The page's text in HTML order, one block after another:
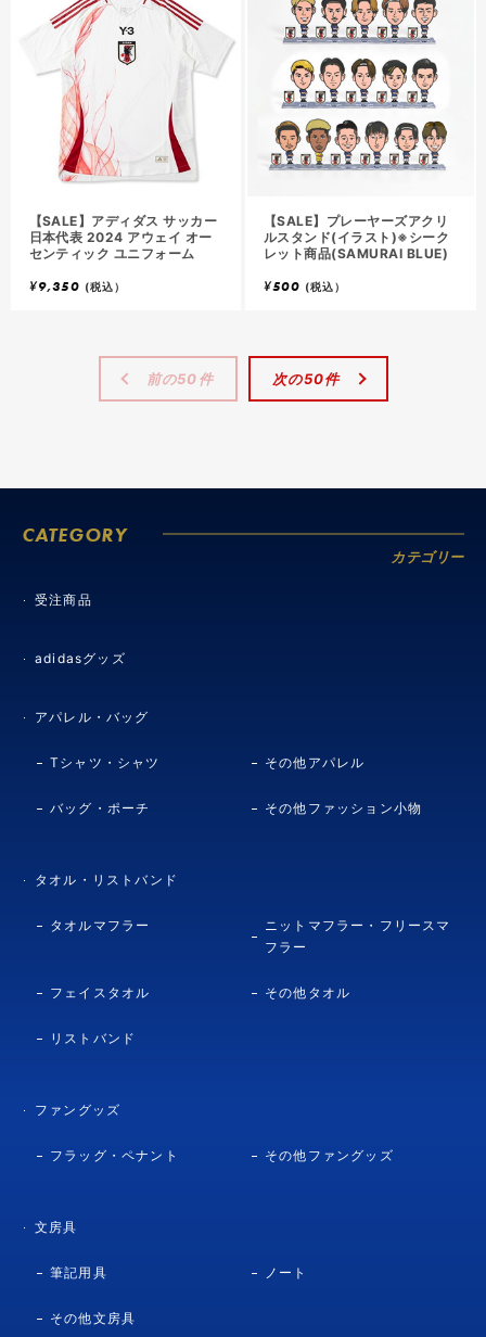
【SALE】アディダス サッカー
日本代表 2024 アウェイ オー
センティック ユニフォーム
¥9,350 (税込）
【SALE】プレーヤーズアクリ
ルスタンド(イラスト)※シーク
レット商品(SAMURAI BLUE)
¥500 (税込）
前の50件 次の50件
CATEGORY
カテゴリー
受注商品
adidasグッズ
アパレル・バッグ
Tシャツ・シャツ その他アパレル
バッグ・ポーチ その他ファッション小物
タオル・リストバンド
タオルマフラー
ニットマフラー・フリースマ
フラー
フェイスタオル その他タオル
リストバンド
ファングッズ
フラッグ・ペナント その他ファングッズ
文房具
筆記用具 ノート
その他文房具